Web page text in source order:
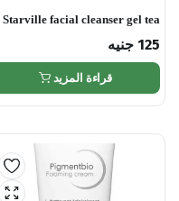
Starville facial cleanser gel tea
vary, 200ml
125 جنيه
قراءة المزيد